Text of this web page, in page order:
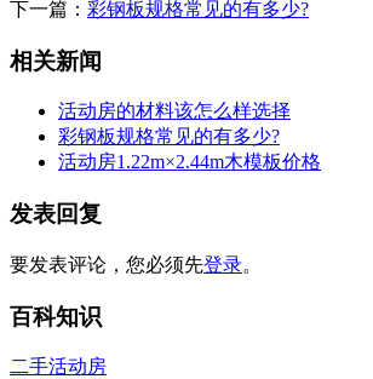
下一篇： 彩钢板规格常见的有多少?
相关新闻
活动房的材料该怎么样选择
彩钢板规格常见的有多少?
活动房1.22m×2.44m木模板价格
发表回复
要发表评论，您必须先登录。
百科知识
二手活动房